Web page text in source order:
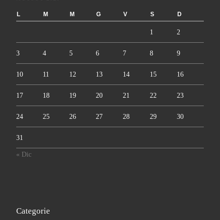
L M M G V S D
1 2
3 4 5 6 7 8 9
10 11 12 13 14 15 16
17 18 19 20 21 22 23
24 25 26 27 28 29 30
31
« Dic
Categorie